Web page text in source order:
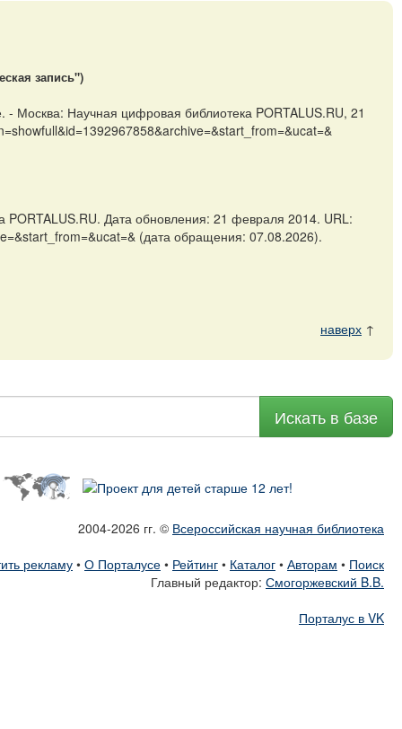
запись")
Москва: Научная цифровая библиотека PORTALUS.RU, 21
Дата обновления: 21 февраля 2014. URL:
(дата обращения: 07.08.2026).
наверх ↑
Искать в базе
2004-2026 гг. © Всероссийская научная библиотека
рекламу • О Порталусе • Рейтинг • Каталог • Авторам • Поиск
Главный редактор: Смогоржевский B.B.
Порталус в VK